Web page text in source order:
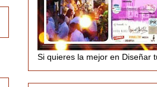
Si quieres la mejor en Diseñar